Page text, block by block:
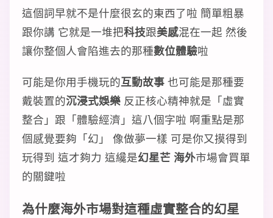
這個詞早就不是什麼很玄的東西了啦 簡單粗暴
跟你講 它就是一堆把科技跟美感混在一起 然後
讓你整個人會陷進去的那種數位體驗啦
可能是你用手機玩的互動故事 也可能是那種要
戴裝置的沉浸式娛樂 反正核心精神就是「虛實
整合」跟「體驗經濟」這八個字啦 啊重點是那
個感覺要夠「幻」 像做夢一樣 可是你又摸得到
玩得到 這才夠力 這纔是幻星芒 海外市場會買單
的關鍵啦
為什麼海外市場對這種虛實整合的幻星